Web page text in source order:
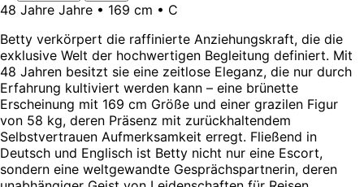
48 Jahre Jahre • 169 cm • C
Betty verkörpert die raffinierte Anziehungskraft, die die
exklusive Welt der hochwertigen Begleitung definiert. Mit
48 Jahren besitzt sie eine zeitlose Eleganz, die nur durch
Erfahrung kultiviert werden kann – eine brünette
Erscheinung mit 169 cm Größe und einer grazilen Figur
von 58 kg, deren Präsenz mit zurückhaltendem
Selbstvertrauen Aufmerksamkeit erregt. Fließend in
Deutsch und Englisch ist Betty nicht nur eine Escort,
sondern eine weltgewandte Gesprächspartnerin, deren